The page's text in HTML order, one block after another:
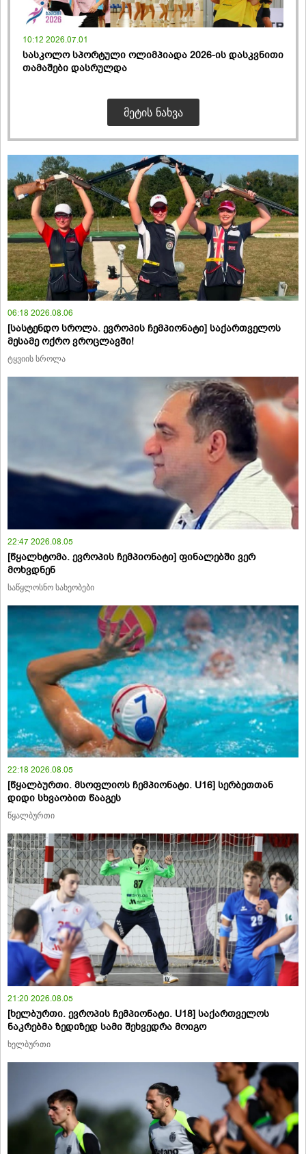
10:12 2026.07.01
სასკოლო სპორტული ოლიმპიადა 2026-ის დასკვნითი
თამაშები დასრულდა
ᲛᲔᲢᲘᲡ ᲜᲐᲮᲕᲐ
06:18 2026.08.06
[სასტენდო სროლა. ევროპის ჩემპიონატი] საქართველოს
მესამე ოქრო ვროცლავში!
ტყვიის სროლა
22:47 2026.08.05
[წყალხტომა. ევროპის ჩემპიონატი] ფინალებში ვერ
მოხვდნენ
საწყლოსნო სახეობები
22:18 2026.08.05
[წყალბურთი. მსოფლიოს ჩემპიონატი. U16] სერბეთთან
დიდი სხვაობით წააგეს
წყალბურთი
21:20 2026.08.05
[ხელბურთი. ევროპის ჩემპიონატი. U18] საქართველოს
ნაკრებმა ზედიზედ სამი შეხვედრა მოიგო
ხელბურთი